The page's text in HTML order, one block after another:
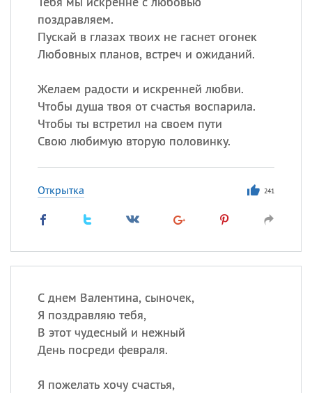
поздравляем.
Пускай в глазах твоих не гаснет огонек
Любовных планов, встреч и ожиданий.
Желаем радости и искренней любви.
Чтобы душа твоя от счастья воспарила.
Чтобы ты встретил на своем пути
Свою любимую вторую половинку.
Открытка 241
С днем Валентина, сыночек,
Я поздравляю тебя,
В этот чудесный и нежный
День посреди февраля.
Я пожелать хочу счастья,